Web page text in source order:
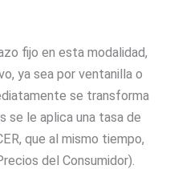
fijo en esta modalidad,
ya sea por ventanilla o
se transforma
se le aplica una tasa de
que al mismo tiempo,
del Consumidor).